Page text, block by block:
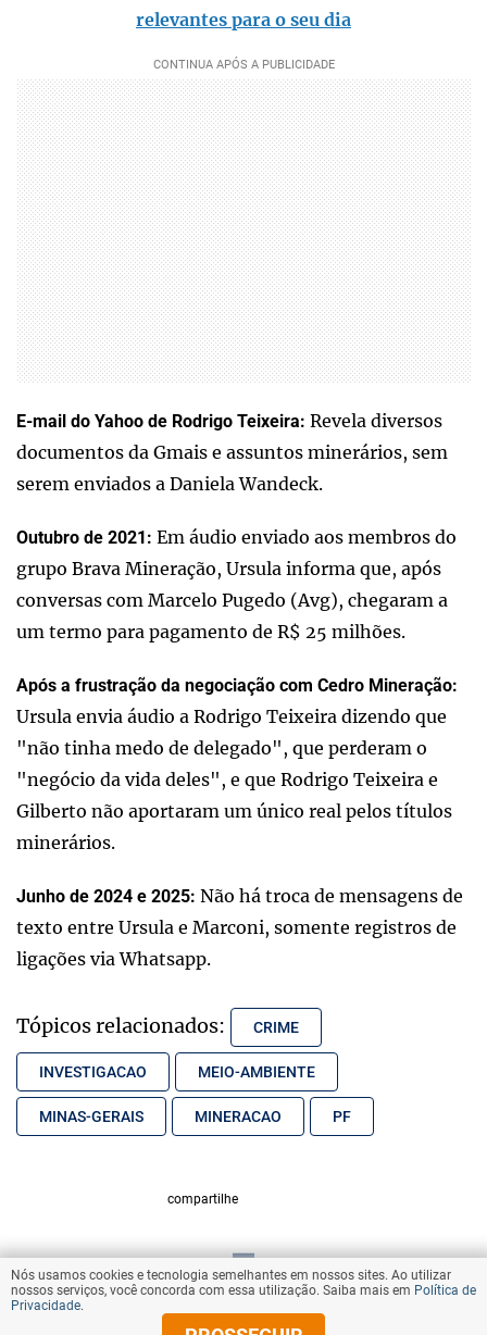
relevantes para o seu dia
E-mail do Yahoo de Rodrigo Teixeira: Revela diversos
documentos da Gmais e assuntos minerários, sem
serem enviados a Daniela Wandeck.
Outubro de 2021: Em áudio enviado aos membros do
grupo Brava Mineração, Ursula informa que, após
conversas com Marcelo Pugedo (Avg), chegaram a
um termo para pagamento de R$ 25 milhões.
Após a frustração da negociação com Cedro Mineração:
Ursula envia áudio a Rodrigo Teixeira dizendo que
"não tinha medo de delegado", que perderam o
"negócio da vida deles", e que Rodrigo Teixeira e
Gilberto não aportaram um único real pelos títulos
minerários.
Junho de 2024 e 2025: Não há troca de mensagens de
texto entre Ursula e Marconi, somente registros de
ligações via Whatsapp.
Tópicos relacionados: CRIME
INVESTIGACAO MEIO-AMBIENTE
MINAS-GERAIS MINERACAO PF
compartilhe
VOLTAR AO TOPO
Nós usamos cookies e tecnologia semelhantes em nossos sites. Ao utilizar
nossos serviços, você concorda com essa utilização. Saiba mais em Política de
Privacidade.